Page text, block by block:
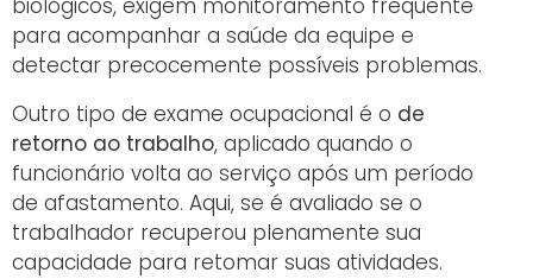
biológicos, exigem monitoramento frequente
para acompanhar a saúde da equipe e
detectar precocemente possíveis problemas.
Outro tipo de exame ocupacional é o de
retorno ao trabalho, aplicado quando o
funcionário volta ao serviço após um período
de afastamento. Aqui, se é avaliado se o
trabalhador recuperou plenamente sua
capacidade para retomar suas atividades.